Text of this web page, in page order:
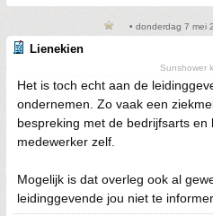
• donderdag 7 mei
Lienekien
Sunshower
Het is toch echt aan de
ondernemen. Zo vaak een
bespreking met de bedrijfsarts en
medewerker zelf.
Mogelijk is dat overleg ook al
leidinggevende jou niet te